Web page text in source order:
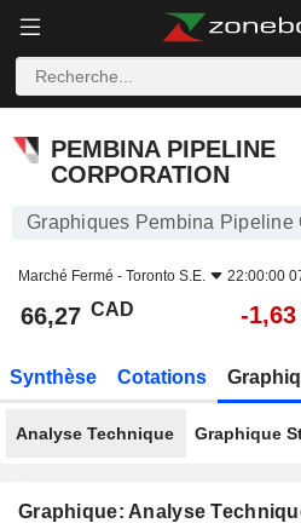
PEMBINA PIPELINE
CORPORATION
Graphiques Pembina Pipeline
Marché Fermé - Toronto S.E. 22:00:00
66,27 CAD -
Synthèse Cotations
Analyse Technique Graphique
Graphique: Analyse